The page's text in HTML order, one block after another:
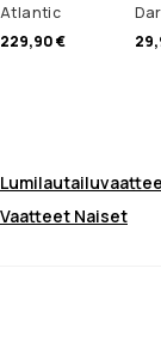
Atlantic
229,90 €
Vaatteet Naiset